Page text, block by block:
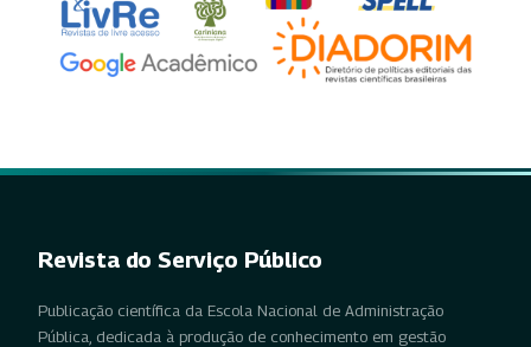
Revista do Serviço Público
Publicação científica da Escola Nacional de Administração
Pública, dedicada à produção de conhecimento em gestão